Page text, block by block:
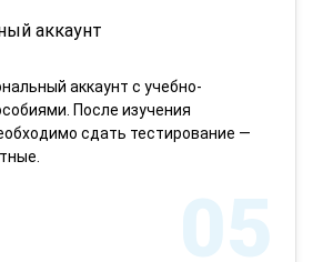
аккаунт
аккаунт с учебно-
После изучения
сдать тестирование —
05